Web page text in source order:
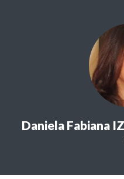
Daniela Fabiana